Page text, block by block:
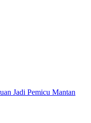
Jadi Pemicu Mantan